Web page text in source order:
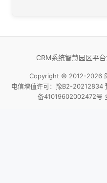
CRM系统智慧园区平台
Copyright © 2012-2026
电信增值许可：豫B2-20212834
备41019602002472号